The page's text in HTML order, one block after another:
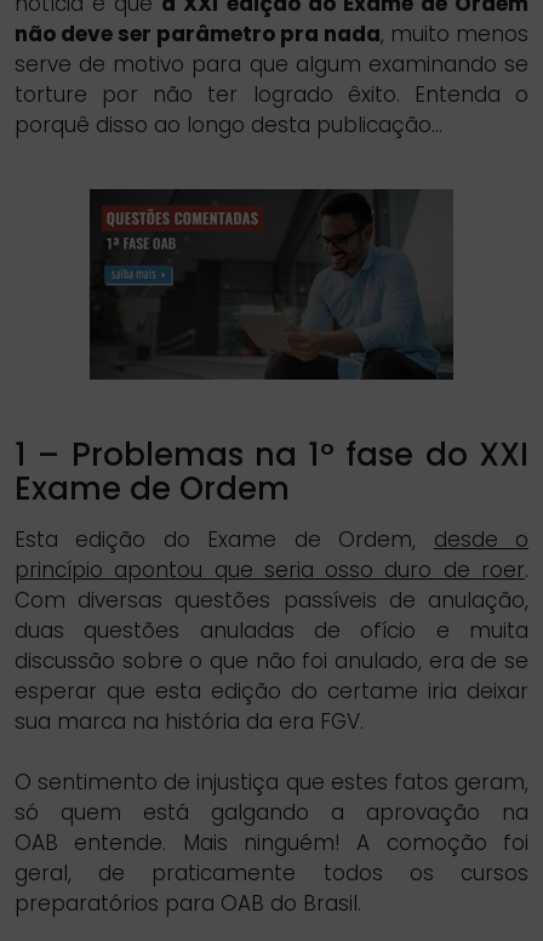
não deve ser parâmetro pra nada, muito menos
serve de motivo para que algum examinando se
torture por não ter logrado êxito. Entenda o
porquê disso ao longo desta publicação…
1 – Problemas na 1º fase do XXI
Exame de Ordem
Esta edição do Exame de Ordem, desde o
princípio apontou que seria osso duro de roer.
Com diversas questões passíveis de anulação,
duas questões anuladas de ofício e muita
discussão sobre o que não foi anulado, era de se
esperar que esta edição do certame iria deixar
sua marca na história da era FGV.
O sentimento de injustiça que estes fatos geram,
só quem está galgando a aprovação na
OAB entende. Mais ninguém! A comoção foi
geral, de praticamente todos os cursos
preparatórios para OAB do Brasil.